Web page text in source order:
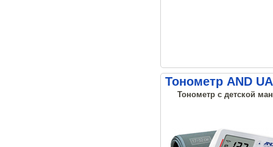
Тонометр AND
Тонометр с детской